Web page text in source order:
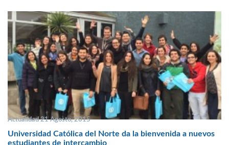
Actualidad 21 Agosto, 2015
Universidad Católica del Norte da la bienvenida a nuevos
estudiantes de intercambio